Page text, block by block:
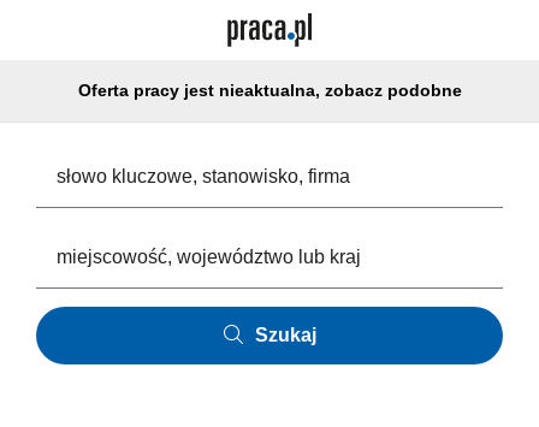
Oferta pracy jest nieaktualna, zobacz podobne
Szukaj